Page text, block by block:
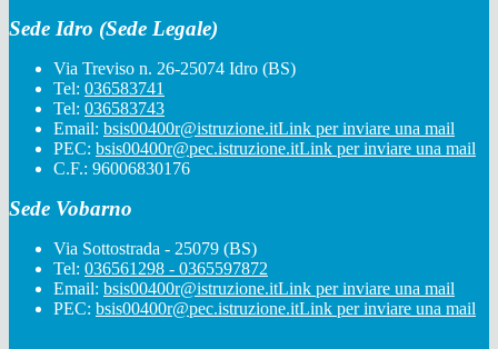
Sede Idro (Sede Legale)
Via Treviso n. 26-25074 Idro (BS)
Tel: 036583741
Tel: 036583743
Email: bsis00400r@istruzione.itLink per inviare una mail
PEC: bsis00400r@pec.istruzione.itLink per inviare una mail
C.F.: 96006830176
Sede Vobarno
Via Sottostrada - 25079 (BS)
Tel: 036561298 - 0365597872
Email: bsis00400r@istruzione.itLink per inviare una mail
PEC: bsis00400r@pec.istruzione.itLink per inviare una mail